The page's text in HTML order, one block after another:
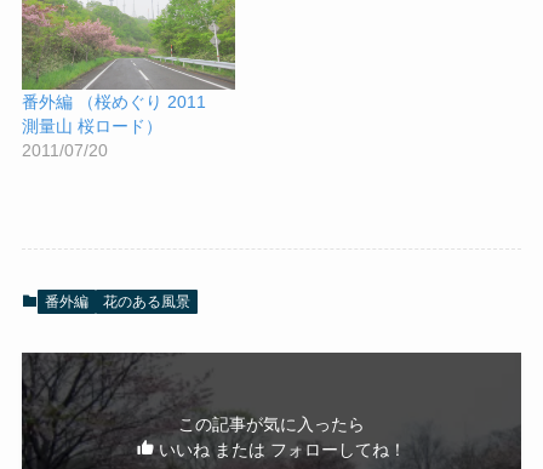
番外編 （桜めぐり 2011
測量山 桜ロード）
2011/07/20
番外編 花のある風景
この記事が気に入ったら
いいね または フォローしてね！